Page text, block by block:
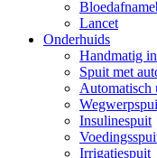
Lancet
Onderhuids
Handmatig
Spuit met
Automatisch
Insulinespuit
Irrigatiespuit